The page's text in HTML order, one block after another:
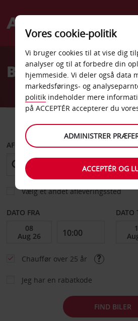
Welcome
AvisBILLEJE PÅ GRAN
AFHENT FRA
Vælg et andet afleveringssted
DATO FRA DATO
Chauffør over 25 år
Jeg har en rabatkode
FIND BILER
Vores cookie-politik
Vi bruger cookies til at vise dig
analyser og til at forbedre din
hjemmeside. Vi deler også data
markedsførings- og
politik indeholder mere
på ACCEPTÉR accepterer du
ADMINISTRER
ACCEPTÉR OG